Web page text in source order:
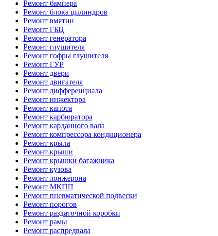
Ремонт бампера
Ремонт блока цилиндров
Ремонт вмятин
Ремонт ГБЦ
Ремонт генератора
Ремонт глушителя
Ремонт гофры глушителя
Ремонт ГУР
Ремонт двери
Ремонт двигателя
Ремонт дифференциала
Ремонт инжектора
Ремонт капота
Ремонт карбюратора
Ремонт карданного вала
Ремонт компрессора кондиционера
Ремонт крыла
Ремонт крыши
Ремонт крышки багажника
Ремонт кузова
Ремонт лонжерона
Ремонт МКПП
Ремонт пневматической подвески
Ремонт порогов
Ремонт раздаточной коробки
Ремонт рамы
Ремонт распредвала